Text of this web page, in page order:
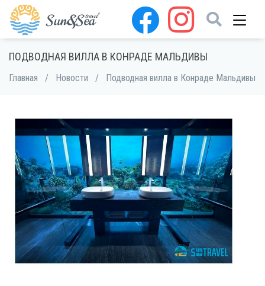
ПОДВОДНАЯ ВИЛЛА В КОНРАДЕ МАЛЬДИВЫ
Главная / Новости / Подводная вилла в Конраде Мальдивы